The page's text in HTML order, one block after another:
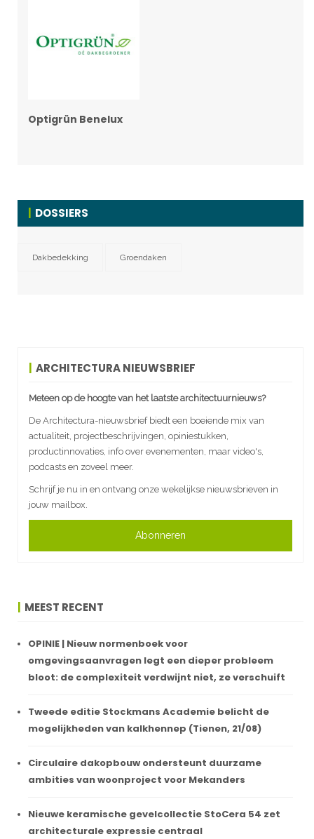
Optigrün Benelux
DOSSIERS
Dakbedekking Groendaken
ARCHITECTURA NIEUWSBRIEF
Meteen op de hoogte van het laatste architectuurnieuws?
De Architectura-nieuwsbrief biedt een boeiende mix van
actualiteit, projectbeschrijvingen, opiniestukken,
productinnovaties, info over evenementen, maar video's,
podcasts en zoveel meer.
Schrijf je nu in en ontvang onze wekelijkse nieuwsbrieven in
jouw mailbox.
Abonneren
MEEST RECENT
OPINIE | Nieuw normenboek voor
omgevingsaanvragen legt een dieper probleem
bloot: de complexiteit verdwijnt niet, ze verschuift
Tweede editie Stockmans Academie belicht de
mogelijkheden van kalkhennep (Tienen, 21/08)
Circulaire dakopbouw ondersteunt duurzame
ambities van woonproject voor Mekanders
Nieuwe keramische gevelcollectie StoCera 54 zet
architecturale expressie centraal